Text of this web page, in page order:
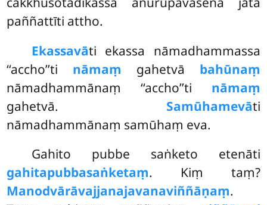
paññattīti attho.
Ekassavāti ekassa nāmadhammassa
‘‘accho’’ti nāmaṃ gahetvā bahūnaṃ
nāmadhammānaṃ ‘‘accho’’ti nāmaṃ
gahetvā. Samūhamevāti
nāmadhammānaṃ samūhaṃ eva.
Gahito pubbe saṅketo etenāti
gahitapubbasaṅketaṃ. Kiṃ taṃ?
Manodvārāvajjanajavanaviññāṇaṃ.